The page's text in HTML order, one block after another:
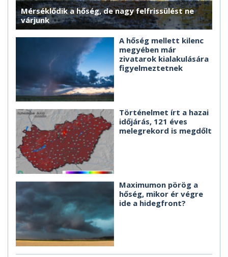
Mérséklődik a hőség, de nagy felfrissülést ne
várjunk
A hőség mellett kilenc
megyében már
zivatarok kialakulására
figyelmeztetnek
Történelmet írt a hazai
időjárás, 121 éves
melegrekord is megdőlt
Maximumon pörög a
hőség, mikor ér végre
ide a hidegfront?